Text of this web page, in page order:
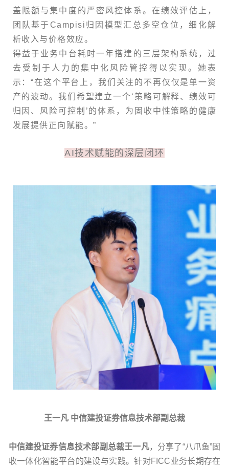
盖限额与集中度的严密风控体系。在绩效评估上，
团队基于Campisi归因模型汇总多空仓位，细化解
析收入与价格效应。
得益于业务中台耗时一年搭建的三层架构系统，过
去受制于人力的集中化风险管控得以实现。她表
示：“在这个平台上，我们关注的不再仅仅是单一资
产的波动。我们希望建立一个‘策略可解释、绩效可
归因、风险可控制’的体系，为固收中性策略的健康
发展提供正向赋能。”
AI技术赋能的深层闭环
王一凡 中信建投证券信息技术部副总裁
中信建投证券信息技术部副总裁王一凡，分享了“八爪鱼”固
收一体化智能平台的建设与实践。针对FICC业务长期存在